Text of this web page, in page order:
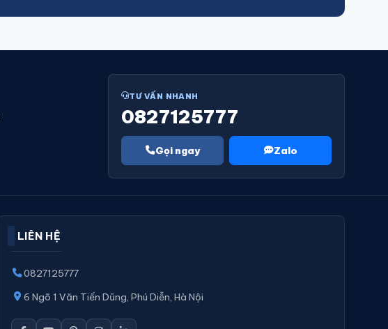
TƯ VẤN NHANH
0827125777
Gọi ngay Zalo
LIÊN HỆ
0827125777
6 Ngõ 1 Văn Tiến Dũng, Phú Diễn, Hà Nội